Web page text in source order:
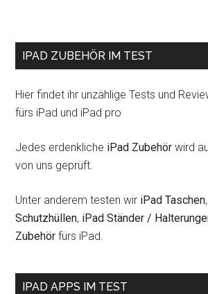
IPAD ZUBEHÖR IM TEST
Hier findet ihr unzählige Tests und
fürs iPad und iPad pro
Jedes erdenkliche iPad Zubehör wird
von uns geprüft.
Unter anderem testen wir iPad Taschen,
Schutzhüllen, iPad Ständer /
Zubehör fürs iPad.
IPAD APPS IM TEST